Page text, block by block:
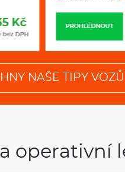
PROHLÉDNOUT
NAŠE TIPY
operativní